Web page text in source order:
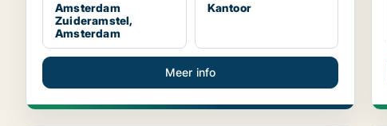
Amsterdam
Zuideramstel,
Amsterdam
Kantoor
Meer info